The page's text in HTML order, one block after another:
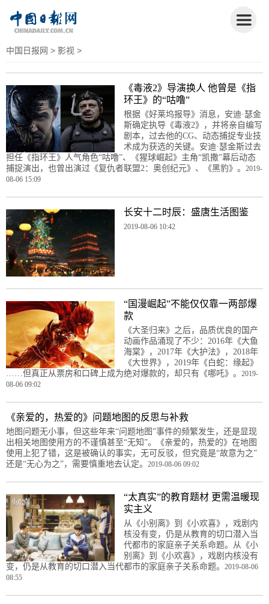
中国日报网 > 影视 >
《毒液2》导演换人 他曾是《指
环王》的“咕噜”
根据《好莱坞报导》消息，安迪·瑟金
斯确定执导《毒液2》，并将亲自编写
剧本，过去他的CG、动态捕捉专业技
术成为获选的关键。安迪·瑟金斯过去
担任《指环王》人气角色“咕噜”、《猩球崛起》主角“凯撒”幕后动态
捕捉演出，也曾出演过《复仇者联盟2：奥创纪元》、《黑豹》。 2019-
08-06 15:09
长安十二时辰：盛唐生活图鉴
2019-08-06 10:42
“国漫崛起”不能仅仅靠一两部爆
款
《大圣归来》之后，品质优良的国产
动画作品涌现了不少：2016年《大鱼
海棠》，2017年《大护法》，2018年
《大世界》，2019年《白蛇：缘起》
……但真正从票房和口碑上成为绝对爆款的，却只有《哪吒》。 2019-
08-06 09:02
《亲爱的，热爱的》问题地图的反思与补救
地图问题无小事，但这些年来“问题地图”事件的频繁发生，还是显现
出相关地图使用方的不谨慎甚至“无知”。《亲爱的，热爱的》在地图
使用上犯了错，这是被确认的事实，无可反驳，但究竟是“故意为之”
还是“无心为之”，需要慎重地去认定。 2019-08-06 09:02
“太真实”的教育题材 更需温暖现
实主义
从《小别离》到《小欢喜》，戏剧内
核没有变，仍是从教育的切口潜入当
代都市的家庭亲子关系命题。从《小
别离》到《小欢喜》，戏剧内核没有
变，仍是从教育的切口潜入当代都市的家庭亲子关系命题。 2019-08-06
08:55